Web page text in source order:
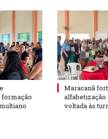
Maracanã
voltada às